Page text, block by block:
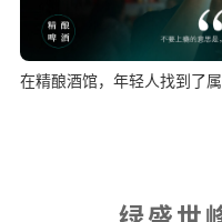
在精酿酒馆，年轻人找到了